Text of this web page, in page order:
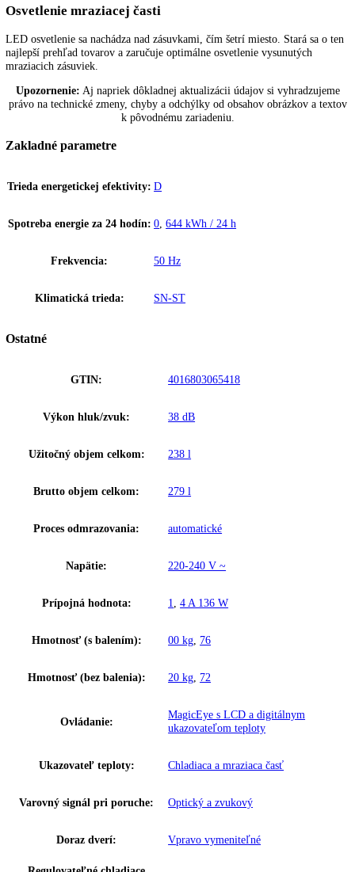
vyrovnať a zaistiť proti klesnutiu. Vďaka tomu dosiahnete optimálne
Výsuvy na teleskopických vyťahovaniach
Zásuvky sa dajú vytiahnuť na teleskopických vyťahovaniach s
Regulácia vlhkosti DrySafe/HydroSafe
Regulačné dosky vlhkosti umožňujú individuálne možnosti nastavenia
výrobkov. Ovocie a zelenina sa držia optimálne v zabalených
SoftTelescopic
pohodlné automatické zasúvanie s mäkkým tlmením uzatvárania,
dverí 90 ° sa dajú plne vysunúť a vytiahnuť.
priečinky BioFresh tak osvetľuje rovnomerne, jasne a priamo zhora.
Extra vysoké mraziace zásuvky na valčekoch sa dajú pohodlne
zaručujú vynikajúci prehľad a dajú sa ľahko vyberať a čistiť.
LED osvetlenie sa nachádza nad zásuvkami, čím šetrí miesto. Stará
mraziacich zásuviek.
právo na technické zmeny, chyby a odchýlky od obsahov obrázkov